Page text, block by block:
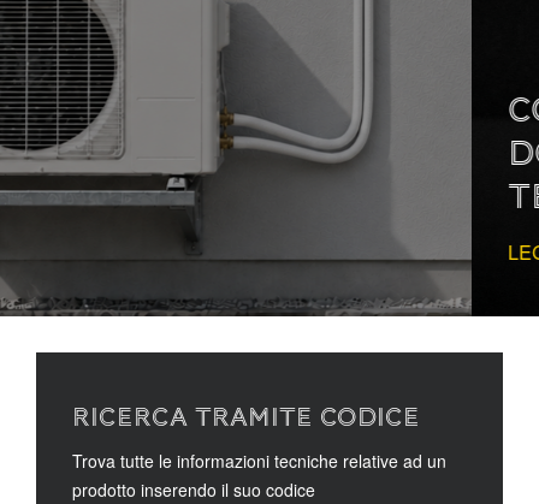
COME LEGGERE LA
DOCUMENTAZIONE
TECNICA
RICERCA TRAMITE CODICE
Trova tutte le informazioni tecniche relative ad un
prodotto inserendo il suo codice